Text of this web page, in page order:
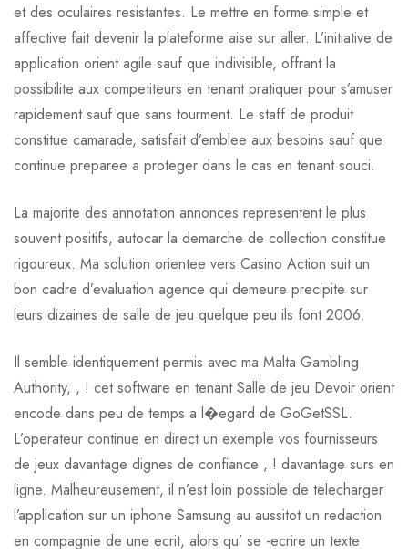
et des oculaires resistantes. Le mettre en forme simple et
affective fait devenir la plateforme aise sur aller. L’initiative de
application orient agile sauf que indivisible, offrant la
possibilite aux competiteurs en tenant pratiquer pour s’amuser
rapidement sauf que sans tourment. Le staff de produit
constitue camarade, satisfait d’emblee aux besoins sauf que
continue preparee a proteger dans le cas en tenant souci.
La majorite des annotation annonces representent le plus
souvent positifs, autocar la demarche de collection constitue
rigoureux. Ma solution orientee vers Casino Action suit un
bon cadre d’evaluation agence qui demeure precipite sur
leurs dizaines de salle de jeu quelque peu ils font 2006.
Il semble identiquement permis avec ma Malta Gambling
Authority, , ! cet software en tenant Salle de jeu Devoir orient
encode dans peu de temps a l�egard de GoGetSSL.
L’operateur continue en direct un exemple vos fournisseurs
de jeux davantage dignes de confiance , ! davantage surs en
ligne. Malheureusement, il n’est loin possible de telecharger
l’application sur un iphone Samsung au aussitot un redaction
en compagnie de une ecrit, alors qu’ se -ecrire un texte